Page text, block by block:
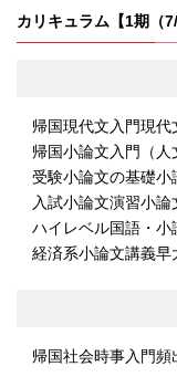
カリキュラム【1期（
帰国現代文入門現代
帰国小論文入門（人
受験小論文の基礎小
入試小論文演習小論
ハイレベル国語・小
経済系小論文講義早
帰国社会時事入門頻